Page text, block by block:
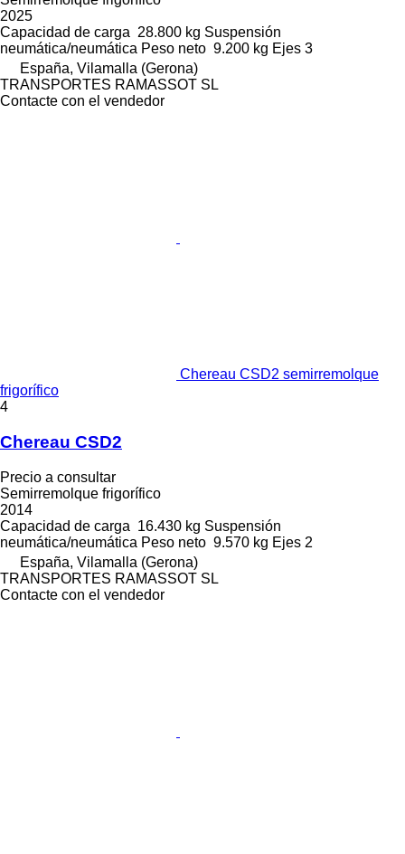
2025
Capacidad de carga 28.800 kg Suspensión
neumática/neumática Peso neto 9.200 kg Ejes 3
España, Vilamalla (Gerona)
TRANSPORTES RAMASSOT SL
Contacte con el vendedor
Chereau CSD2 semirremolque
frigorífico
4
Chereau CSD2
Precio a consultar
Semirremolque frigorífico
2014
Capacidad de carga 16.430 kg Suspensión
neumática/neumática Peso neto 9.570 kg Ejes 2
España, Vilamalla (Gerona)
TRANSPORTES RAMASSOT SL
Contacte con el vendedor